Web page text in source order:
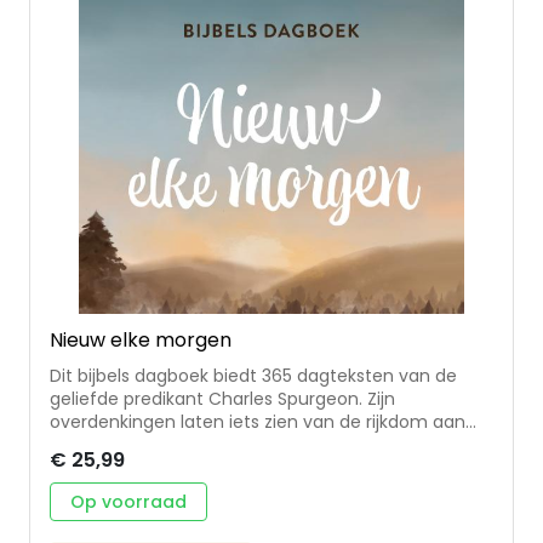
Nieuw elke morgen
Dit bijbels dagboek biedt 365 dagteksten van de
geliefde predikant Charles Spurgeon. Zijn
overdenkingen laten iets zien van de rijkdom aan
Media met de NBG-vertaling. Bij deze hernieuwde
uitgave wordt gebruik gemaakt van de HSV.
Spurgeon brengt de wijsheden dicht bij mensen van
€ 25,99
Op voorraad